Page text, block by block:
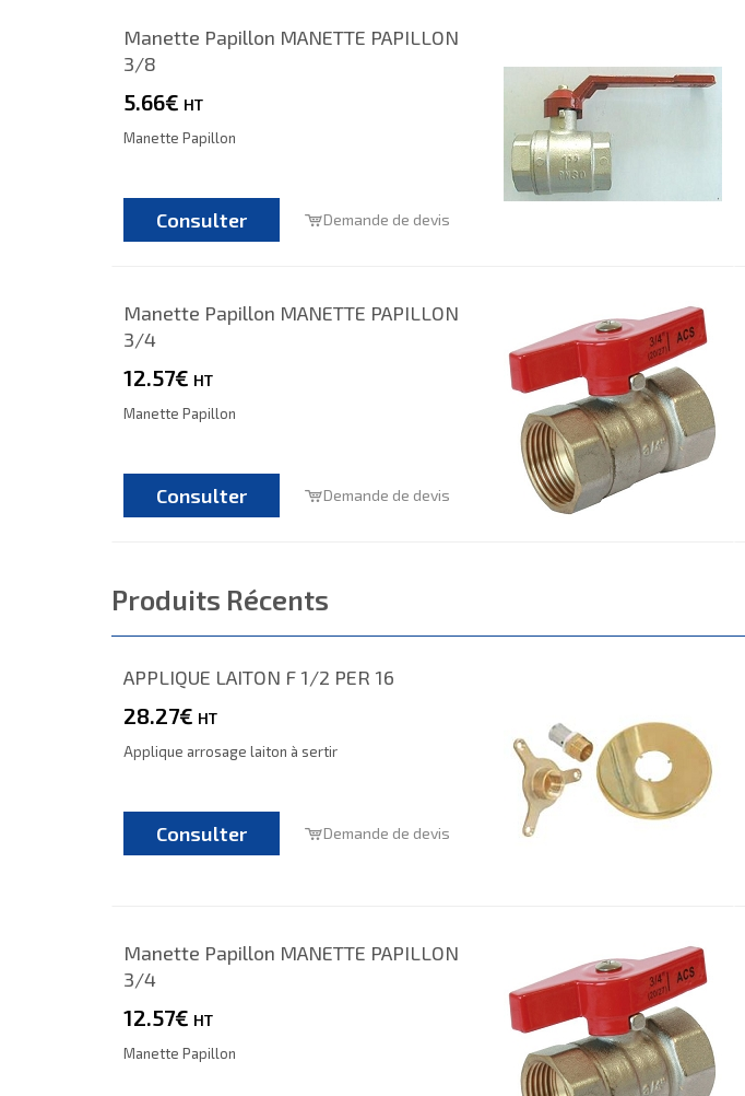
Manette Papillon MANETTE PAPILLON
3/8
5.66€ HT
Manette Papillon
Consulter Demande de devis
Manette Papillon MANETTE PAPILLON
3/4
12.57€ HT
Manette Papillon
Consulter Demande de devis
Produits Récents
APPLIQUE LAITON F 1/2 PER 16
28.27€ HT
Applique arrosage laiton à sertir
Consulter Demande de devis
Manette Papillon MANETTE PAPILLON
3/4
12.57€ HT
Manette Papillon